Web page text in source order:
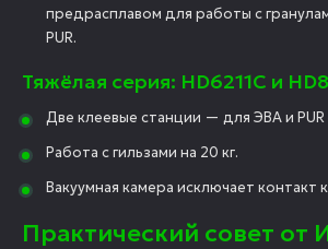
предрасплавом для работы с
PUR.
Тяжёлая серия: HD6211C и
Две клеевые станции — для ЭВА и
Работа с гильзами на 20 кг.
Вакуумная камера исключает контакт
Практический совет от